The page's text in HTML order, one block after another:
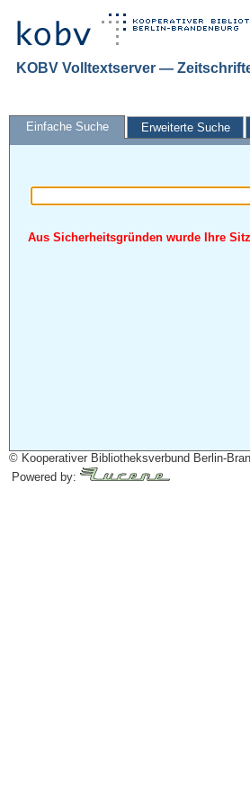
KOBV Volltextserver —
Einfache Suche Erweiterte Suche
Aus Sicherheitsgründen wurde Ihre
© Kooperativer Bibliotheksverbund Berlin-
Powered by: